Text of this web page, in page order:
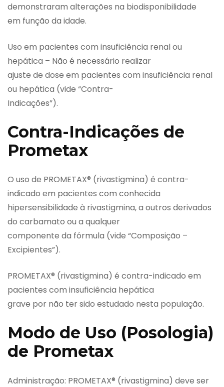
demonstraram alterações na biodisponibilidade
em função da idade.
Uso em pacientes com insuficiência renal ou
hepática – Não é necessário realizar
ajuste de dose em pacientes com insuficiência renal
ou hepática (vide “Contra-
Indicações”).
Contra-Indicações de
Prometax
O uso de PROMETAX® (rivastigmina) é contra-
indicado em pacientes com conhecida
hipersensibilidade à rivastigmina, a outros derivados
do carbamato ou a qualquer
componente da fórmula (vide “Composição –
Excipientes”).
PROMETAX® (rivastigmina) é contra-indicado em
pacientes com insuficiência hepática
grave por não ter sido estudado nesta população.
Modo de Uso (Posologia)
de Prometax
Administração: PROMETAX® (rivastigmina) deve ser